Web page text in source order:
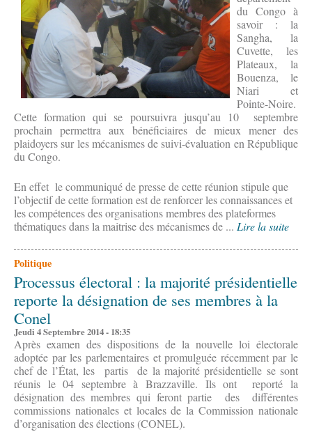
du Congo à
savoir : la
Sangha, la
Cuvette, les
Plateaux, la
Bouenza, le
Niari et
Pointe-Noire.
Cette formation qui se poursuivra jusqu’au 10 septembre
prochain permettra aux bénéficiaires de mieux mener des
plaidoyers sur les mécanismes de suivi-évaluation en République
du Congo.
En effet le communiqué de presse de cette réunion stipule que
l’objectif de cette formation est de renforcer les connaissances et
les compétences des organisations membres des plateformes
thématiques dans la maitrise des mécanismes de ... Lire la suite
Politique
Processus électoral : la majorité présidentielle
reporte la désignation de ses membres à la
Conel
Jeudi 4 Septembre 2014 - 18:35
Après examen des dispositions de la nouvelle loi électorale
adoptée par les parlementaires et promulguée récemment par le
chef de l’État, les partis de la majorité présidentielle se sont
réunis le 04 septembre à Brazzaville. Ils ont reporté la
désignation des membres qui feront partie des différentes
commissions nationales et locales de la Commission nationale
d’organisation des élections (CONEL).